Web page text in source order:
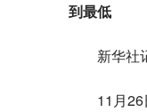
到最低
新华社
11月